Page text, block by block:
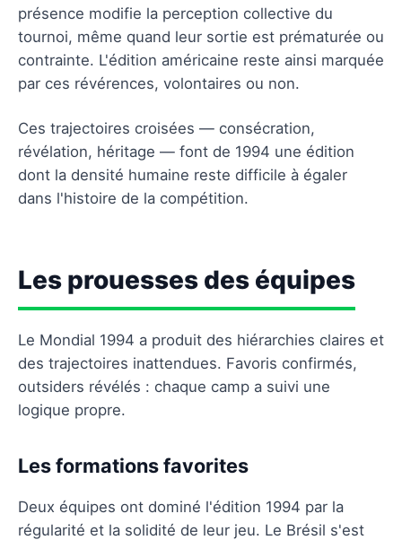
présence modifie la perception collective du
tournoi, même quand leur sortie est prématurée ou
contrainte. L'édition américaine reste ainsi marquée
par ces révérences, volontaires ou non.
Ces trajectoires croisées — consécration,
révélation, héritage — font de 1994 une édition
dont la densité humaine reste difficile à égaler
dans l'histoire de la compétition.
Les prouesses des équipes
Le Mondial 1994 a produit des hiérarchies claires et
des trajectoires inattendues. Favoris confirmés,
outsiders révélés : chaque camp a suivi une
logique propre.
Les formations favorites
Deux équipes ont dominé l'édition 1994 par la
régularité et la solidité de leur jeu. Le Brésil s'est